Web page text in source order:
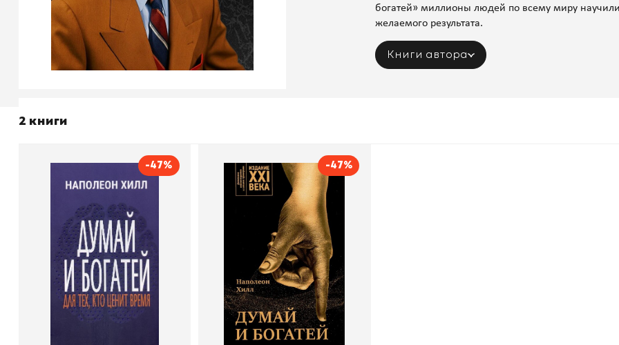
богатей» миллионы людей по всему миру
желаемого результата.
Книги автора
2 книги
-47%
Думай и богатей. Для тех,
кто ценит время
Наполеон Хилл
Издательство
Попурри, Минск
В корзину
-47%
Думай и богатей.
Издание XXI века
Наполеон Хилл
Попурри, Минск
В корзину